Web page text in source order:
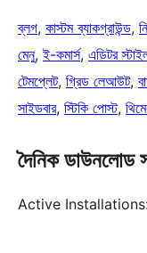
ব্লগ, কাস্টম ব্যাকগ্রাউন্ড,
মেনু, ই-কমার্স, এডিটর
টেমপ্লেট, গ্রিড লেআউট,
সাইডবার, স্টিকি পোস্ট,
দৈনিক ডাউনলোড
Active